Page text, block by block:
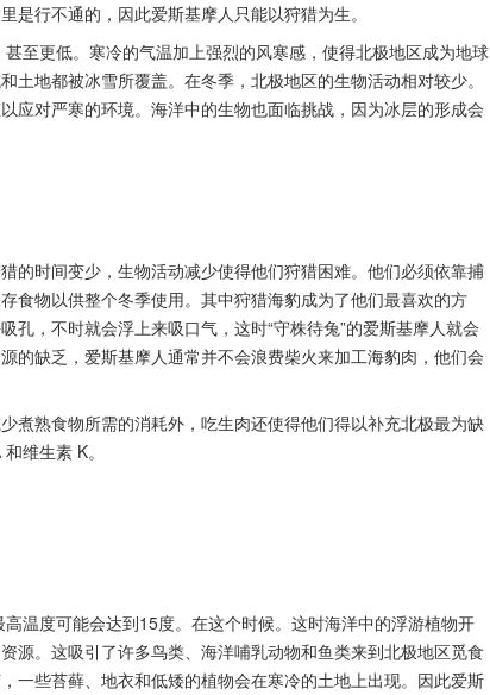
行不通的，因此爱斯基摩人只能以狩猎为生。
至更低。寒冷的气温加上强烈的风寒感，使得北极地区成为地球
地都被冰雪所覆盖。在冬季，北极地区的生物活动相对较少。
应对严寒的环境。海洋中的生物也面临挑战，因为冰层的形成会
的时间变少，生物活动减少使得他们狩猎困难。他们必须依靠捕
食物以供整个冬季使用。其中狩猎海豹成为了他们最喜欢的方
，不时就会浮上来吸口气，这时“守株待兔”的爱斯基摩人就会
的缺乏，爱斯基摩人通常并不会浪费柴火来加工海豹肉，他们会
煮熟食物所需的消耗外，吃生肉还使得他们得以补充北极最为缺
维生素 K。
温度可能会达到15度。在这个时候。这时海洋中的浮游植物开
源。这吸引了许多鸟类、海洋哺乳动物和鱼类来到北极地区觅食
一些苔藓、地衣和低矮的植物会在寒冷的土地上出现。因此爱斯